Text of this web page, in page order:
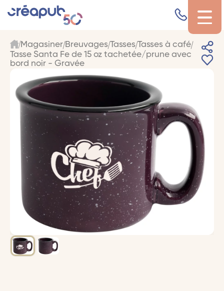
Magasiner Breuvages Tasses Tasses à café
Tasse Santa Fe de 15 oz tachetée/prune avec
bord noir - Gravée